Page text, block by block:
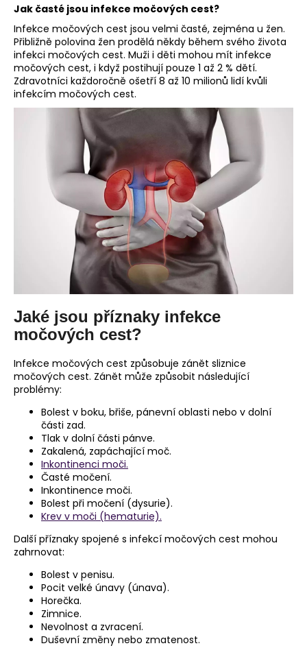
Jak časté jsou infekce močových cest?
Infekce močových cest jsou velmi časté, zejména u žen.
Přibližně polovina žen prodělá někdy během svého života
infekci močových cest. Muži i děti mohou mít infekce
močových cest, i když postihují pouze 1 až 2 % dětí.
Zdravotníci každoročně ošetří 8 až 10 milionů lidí kvůli
infekcím močových cest.
Jaké jsou příznaky infekce
močových cest?
Infekce močových cest způsobuje zánět sliznice
močových cest. Zánět může způsobit následující
problémy:
Bolest v boku, břiše, pánevní oblasti nebo v dolní
části zad.
Tlak v dolní části pánve.
Zakalená, zapáchající moč.
Inkontinenci moči.
Časté močení.
Inkontinence moči.
Bolest při močení (dysurie).
Krev v moči (hematurie).
Další příznaky spojené s infekcí močových cest mohou
zahrnovat:
Bolest v penisu.
Pocit velké únavy (únava).
Horečka.
Zimnice.
Nevolnost a zvracení.
Duševní změny nebo zmatenost.